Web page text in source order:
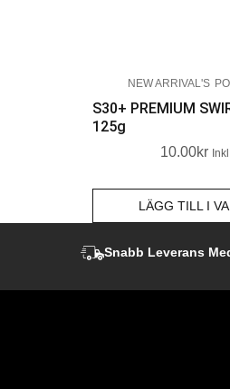
NEW ARRIVAL'S
S30+ PREMIUM
125g
10.00Kr
LÄGG TILL I
Snabb Leverans